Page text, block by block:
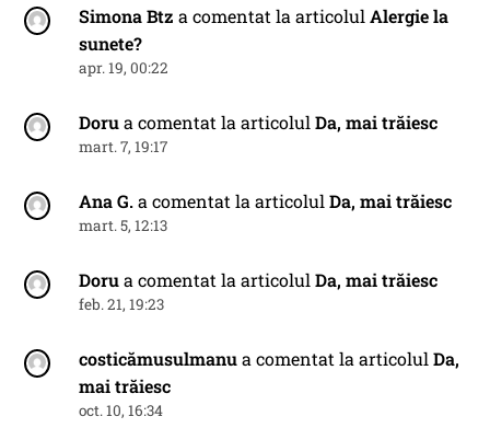
Simona Btz a comentat la articolulAlergie la
sunete?
apr. 19, 00:22
Dorua comentat la articolulDa, mai trăiesc
mart. 7, 19:17
Ana G.a comentat la articolulDa, mai trăiesc
mart. 5, 12:13
Dorua comentat la articolulDa, mai trăiesc
feb. 21, 19:23
costicămusulmanua comentat la articolulDa,
mai trăiesc
oct. 10, 16:34